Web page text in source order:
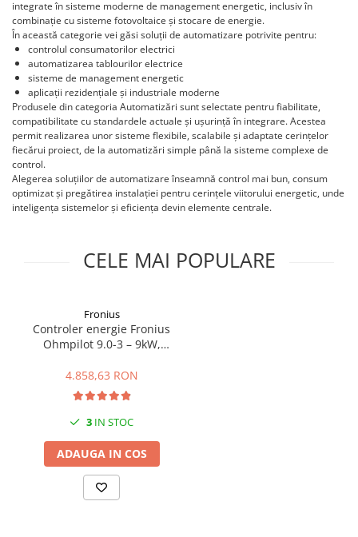
Invertoare on-grid Sungrow
Statii de reincarcare Sungrow
Victron Energy
MPPT
Accesorii Victron
Acumulatori Victron
Invertor Hibrid - Off Grid
Statii de reincarcare Victron
HV
US
SMA
Sungrow
SBH
SBR battery
SBS
Accesorii stocare
Cabluri aluminiu coaxial
bransament
Cabluri aluminiu nearmat
Cabluri aluminiu tip Enel
Cabluri aluminiu torsadat/aerian
Cabluri energie joasa tensiune -
cupru
Cabluri cupru armat
Cabluri cupru coaxial bransament
Cabluri cupru flexibil
Cabluri cupru nearmat
Cabluri flexibile
Cabluri medie tensiune aluminiu
Cabluri optice
Cabluri semnalizare si control
Cabluri speciale
Conductori flexibili cupru
Conductori rigizi
Conductori rigizi cupru
Cutie ABS modulara
Doze
Doze aparat
Jgheaburi
Jgheab metalic perforat
Jgheab tip sarma
Tablou metalic
Tablou organizare santier echipat
Tablou organizare santier necablat
Tub flexibil metalic
Intrerupatoare automate
AFDD
Intrerupatoare automate de putere
Intrerupatoare automate
diferentiale
Intrerupatoare automate modulare
Separator sarcina
Relee
Releu monitorizare tensiune
Separator fuzibil
Sigurante fuzibile
Aplica LED
Corpuri solare
Corpuri solare decorative
Iluminat festiv
Instalatii sarbatori
Lanterne
Stalpi de iluminat
integrate în sisteme moderne de management energetic, inclusiv în
combinație cu sisteme fotovoltaice și stocare de energie.
În această categorie vei găsi soluții de automatizare potrivite pentru:
controlul consumatorilor electrici
automatizarea tablourilor electrice
sisteme de management energetic
aplicații rezidențiale și industriale moderne
Produsele din categoria Automatizări sunt selectate pentru fiabilitate,
compatibilitate cu standardele actuale și ușurință în integrare. Acestea
permit realizarea unor sisteme flexibile, scalabile și adaptate cerințelor
fiecărui proiect, de la automatizări simple până la sisteme complexe de
control.
Alegerea soluțiilor de automatizare înseamnă control mai bun, consum
optimizat și pregătirea instalației pentru cerințele viitorului energetic, unde
inteligența sistemelor și eficiența devin elemente centrale.
CELE MAI POPULARE
Fronius
Controler energie Fronius
Ohmpilot 9.0-3 – 9kW,
incalzire apa
4.858,63 RON
3 IN STOC
ADAUGA IN COS